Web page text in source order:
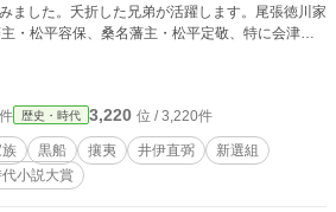
ました。夭折した兄弟が活躍します。尾張徳川家
・松平容保、桑名藩主・松平定敬、特に会津藩
ンジしてもらいます。 もしかしたら、消去する
歴史・時代 3,220 位 / 3,220件
黒船 攘夷 井伊直弼
新選組
小説大賞